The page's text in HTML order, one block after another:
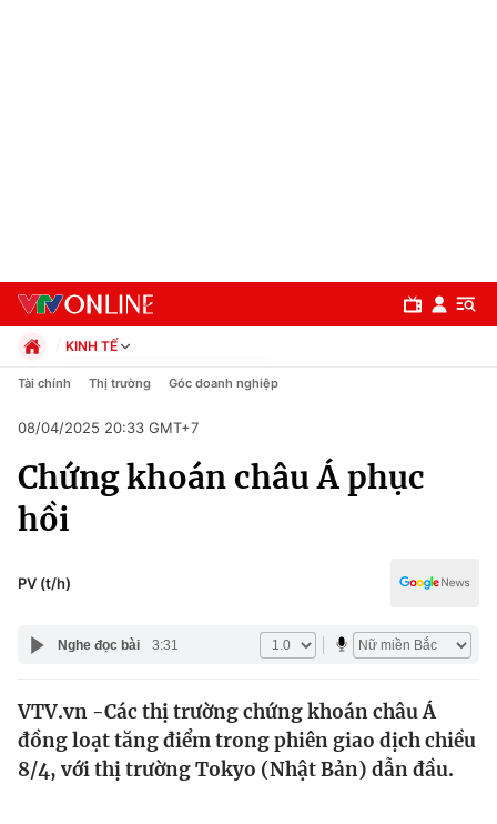
Chuyên mục
Chính trị
Pháp luật
Thế giới
KINH TẾ
Chính trị
Pháp luật
Kinh tế
Thể thao
Công nghệ
Tài chính Thị trường Góc doanh nghiệp
08/04/2025 20:33 GMT+7
Chứng khoán châu Á phục
hồi
PV (t/h)
Nghe đọc bài 3:31
VTV.vn -Các thị trường chứng khoán châu Á
đồng loạt tăng điểm trong phiên giao dịch chiều
8/4, với thị trường Tokyo (Nhật Bản) dẫn đầu.